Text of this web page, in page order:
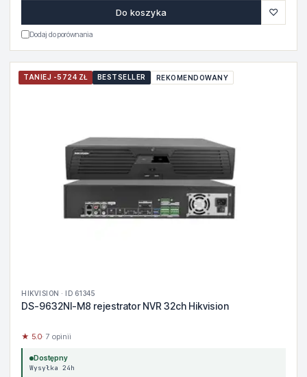
Do koszyka ♡
Dodaj do porównania
TANIEJ -5724 ZŁ BESTSELLER REKOMENDOWANY
HIKVISION · ID 61345
DS-9632NI-M8 rejestrator NVR 32ch Hikvision
★ 5.0· 7 opinii
Dostępny
Wysyłka 24h